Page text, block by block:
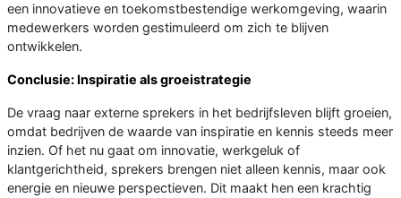
een innovatieve en toekomstbestendige werkomgeving, waarin
medewerkers worden gestimuleerd om zich te blijven
ontwikkelen.
Conclusie: Inspiratie als groeistrategie
De vraag naar externe sprekers in het bedrijfsleven blijft groeien,
omdat bedrijven de waarde van inspiratie en kennis steeds meer
inzien. Of het nu gaat om innovatie, werkgeluk of
klantgerichtheid, sprekers brengen niet alleen kennis, maar ook
energie en nieuwe perspectieven. Dit maakt hen een krachtig